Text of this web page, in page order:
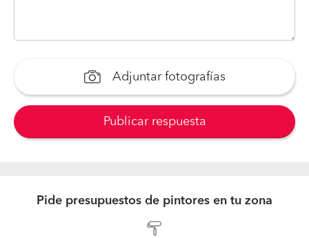
Adjuntar fotografías
Publicar respuesta
Pide presupuestos de pintores en tu zona